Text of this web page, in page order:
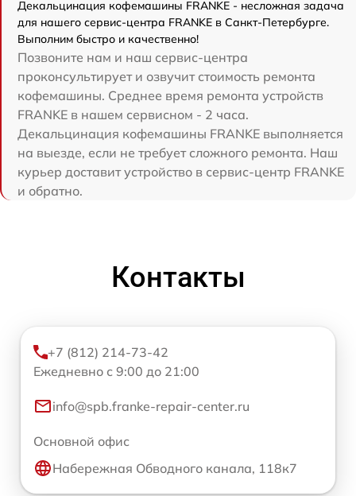
Декальцинация кофемашины FRANKE - несложная задача
для нашего сервис-центра FRANKE в Санкт-Петербурге.
Выполним быстро и качественно!
Позвоните нам и наш сервис-центра
проконсультирует и озвучит стоимость ремонта
кофемашины. Среднее время ремонта устройств
FRANKE в нашем сервисном - 2 часа.
Декальцинация кофемашины FRANKE выполняется
на выезде, если не требует сложного ремонта. Наш
курьер доставит устройство в сервис-центр FRANKE
и обратно.
Контакты
+7 (812) 214-73-42
Ежедневно с 9:00 до 21:00
info@spb.franke-repair-center.ru
Основной офис
Набережная Обводного канала, 118к7